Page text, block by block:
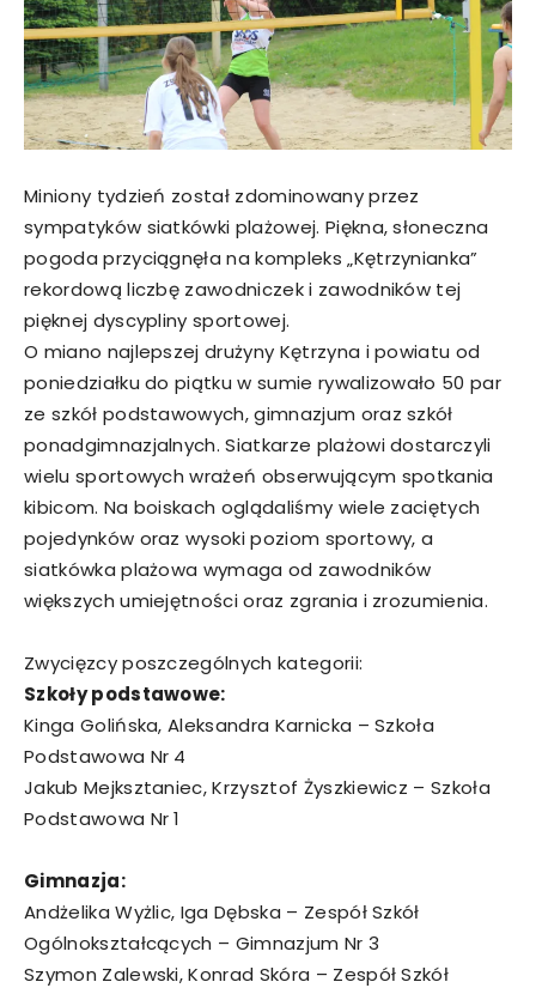
Miniony tydzień został zdominowany przez
sympatyków siatkówki plażowej. Piękna, słoneczna
pogoda przyciągnęła na kompleks „Kętrzynianka”
rekordową liczbę zawodniczek i zawodników tej
pięknej dyscypliny sportowej.
O miano najlepszej drużyny Kętrzyna i powiatu od
poniedziałku do piątku w sumie rywalizowało 50 par
ze szkół podstawowych, gimnazjum oraz szkół
ponadgimnazjalnych. Siatkarze plażowi dostarczyli
wielu sportowych wrażeń obserwującym spotkania
kibicom. Na boiskach oglądaliśmy wiele zaciętych
pojedynków oraz wysoki poziom sportowy, a
siatkówka plażowa wymaga od zawodników
większych umiejętności oraz zgrania i zrozumienia.
Zwycięzcy poszczególnych kategorii:
Szkoły podstawowe:
Kinga Golińska, Aleksandra Karnicka – Szkoła
Podstawowa Nr 4
Jakub Mejksztaniec, Krzysztof Żyszkiewicz – Szkoła
Podstawowa Nr 1
Gimnazja:
Andżelika Wyżlic, Iga Dębska – Zespół Szkół
Ogólnokształcących – Gimnazjum Nr 3
Szymon Zalewski, Konrad Skóra – Zespół Szkół